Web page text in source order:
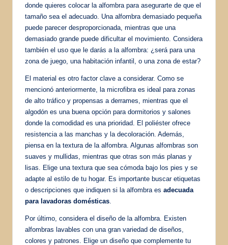
donde quieres colocar la alfombra para asegurarte de que el
tamaño sea el adecuado. Una alfombra demasiado pequeña
puede parecer desproporcionada, mientras que una
demasiado grande puede dificultar el movimiento. Considera
también el uso que le darás a la alfombra: ¿será para una
zona de juego, una habitación infantil, o una zona de estar?
El material es otro factor clave a considerar. Como se
mencionó anteriormente, la microfibra es ideal para zonas
de alto tráfico y propensas a derrames, mientras que el
algodón es una buena opción para dormitorios y salones
donde la comodidad es una prioridad. El poliéster ofrece
resistencia a las manchas y la decoloración. Además,
piensa en la textura de la alfombra. Algunas alfombras son
suaves y mullidas, mientras que otras son más planas y
lisas. Elige una textura que sea cómoda bajo los pies y se
adapte al estilo de tu hogar. Es importante buscar etiquetas
o descripciones que indiquen si la alfombra es adecuada
para lavadoras domésticas
Por último, considera el diseño de la alfombra. Existen
alfombras lavables con una gran variedad de diseños,
colores y patrones. Elige un diseño que complemente tu